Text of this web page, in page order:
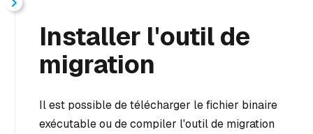
Installer l'outil de
migration
Il est possible de télécharger le fichier binaire
exécutable ou de compiler l'outil de migration